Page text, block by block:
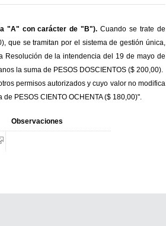
"A" con carácter de "B").Cuando se trate de
que se tramitan por el sistema de gestión única,
Resolución de la intendencia del 19 de mayo de
la suma de PESOS DOSCIENTOS ($ 200,00).
permisos autorizados y cuyo valor no modifica
PESOS CIENTO OCHENTA ($ 180,00)".
Observaciones